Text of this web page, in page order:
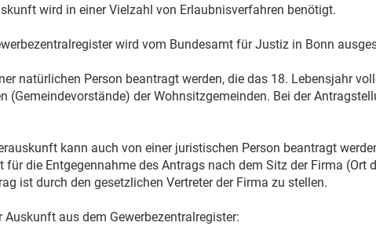
wird in einer Vielzahl von Erlaubnisverfahren benötigt.
wird vom Bundesamt für Justiz in Bonn
natürlichen Person beantragt werden, die das 18. Lebensjahr
(Gemeindevorstände) der Wohnsitzgemeinden. Bei der
kann auch von einer juristischen Person beantragt
für die Entgegennahme des Antrags nach dem Sitz der Firma (Ort
ist durch den gesetzlichen Vertreter der Firma zu stellen.
Auskunft aus dem Gewerbezentralregister: